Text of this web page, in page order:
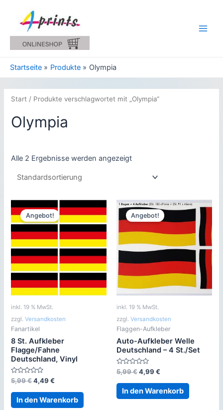
springen
Startseite Produkte Olympia
Start / Produkte verschlagwortet mit „Olympia“
Olympia
Alle 2 Ergebnisse werden angezeigt
Angebot!
inkl. 19 % MwSt.
zzgl.Versandkosten
Fanartikel
8 St. Aufkleber
Flagge/Fahne
Deutschland, Vinyl
Bewertet
mit
0
von
5,99€Ursprünglicher
war:
4,49€
ist:
4,49 €.
In den Warenkorb
Angebot!
inkl. 19 % MwSt.
zzgl. Versandkosten
Flaggen-Aufkleber
Auto-Aufkleber Welle
Deutschland – 4 St./Set
Bewertet
mit
0
von
5,99€Ursprünglicher
war:
4,99 €
ist:
4,99 €.
In den Warenkorb